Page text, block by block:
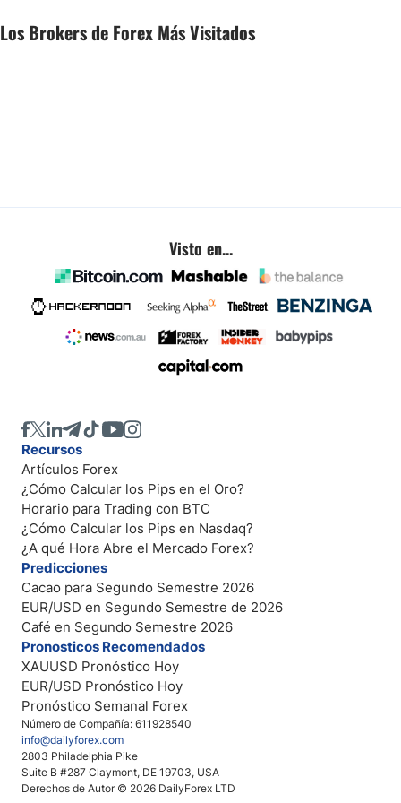
Los Brokers de Forex Más Visitados
Visto en...
Número de Compañía: 611928540
info@dailyforex.com
2803 Philadelphia Pike
Suite B #287 Claymont, DE 19703, USA
Derechos de Autor © 2026 DailyForex LTD
Recursos
Artículos Forex
¿Cómo Calcular los Pips en el Oro?
Horario para Trading con BTC
¿Cómo Calcular los Pips en Nasdaq?
¿A qué Hora Abre el Mercado Forex?
Predicciones
Cacao para Segundo Semestre 2026
EUR/USD en Segundo Semestre de 2026
Café en Segundo Semestre 2026
Pronosticos Recomendados
XAUUSD Pronóstico Hoy
EUR/USD Pronóstico Hoy
Pronóstico Semanal Forex